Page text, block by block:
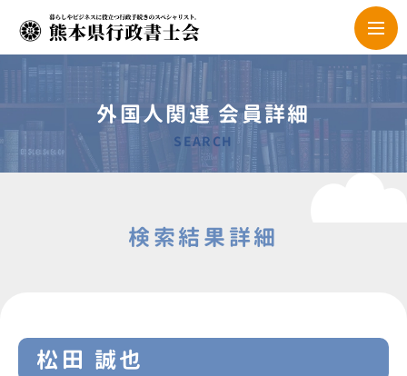
外国人関連 会員詳細
SEARCH
検索結果詳細
松田 誠也